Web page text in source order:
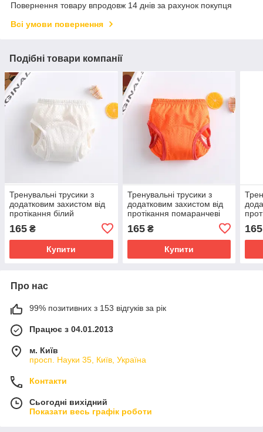
Повернення товару впродовж 14 днів за рахунок покупця
Всі умови повернення
Подібні товари компанії
Тренувальні трусики з
додатковим захистом від
протікання білий
165 ₴
Купити
Тренувальні трусики з
додатковим захистом від
протікання помаранчеві
165₴
Купити
165
Про нас
99% позитивних з 153 відгуків за рік
Працює з 04.01.2013
м. Київ
просп. Науки 35, Київ, Україна
Контакти
Сьогодні вихідний
Показати весь графік роботи